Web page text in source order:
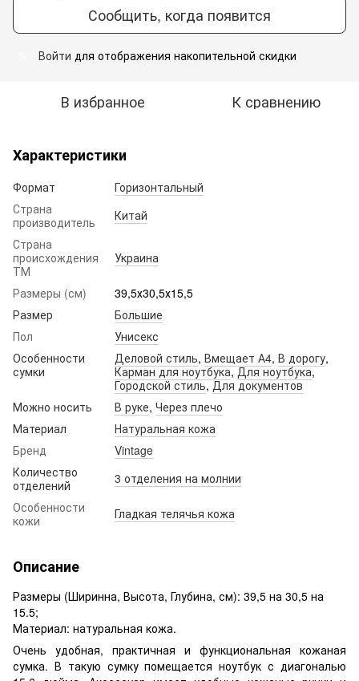
Сообщить, когда появится
Войти для отображения накопительной скидки
В избранное К сравнению
Характеристики
Формат
Горизонтальный
Страна
производитель
Китай
Страна
происхождения
ТМ
Украина
Размеры (см)
39,5х30,5х15,5
Размер
Большие
Пол
Унисекс
Особенности
сумки
Деловой стиль, Вмещает А4, В дорогу,
Карман для ноутбука,Для ноутбука,
Городской стиль,Для документов
Можно носить
В руке, Через плечо
Материал
Натуральная кожа
Бренд
Vintage
Количество
отделений
3 отделения на молнии
Особенности
кожи
Гладкая телячья кожа
Описание
Размеры (Ширинна, Высота, Глубина, см): 39,5 на 30,5 на
15.5;
Материал: натуральная кожа.
Очень удобная, практичная и функциональная кожаная
сумка. В такую сумку помещается ноутбук с диагональю